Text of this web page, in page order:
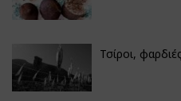
Τσίροι,